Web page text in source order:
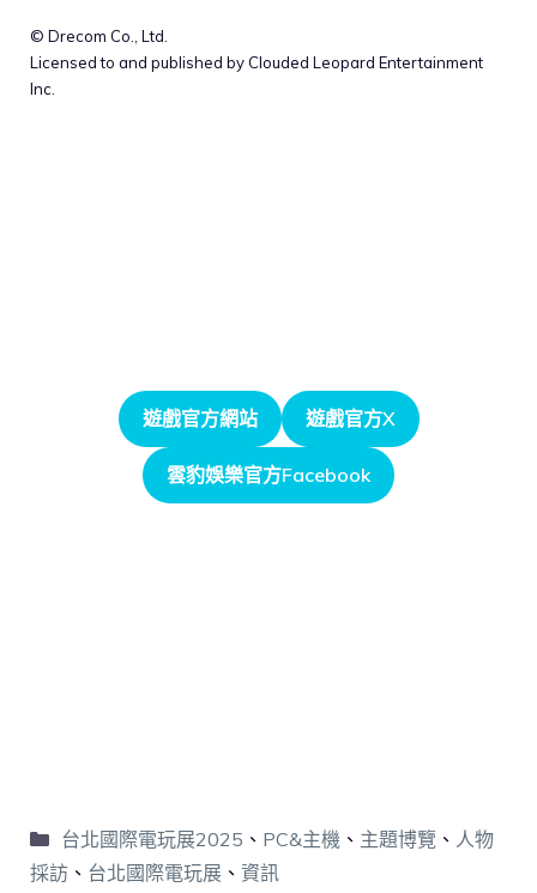
© Drecom Co., Ltd.
Licensed to and published by Clouded Leopard Entertainment
Inc.
遊戲官方網站 遊戲官方X
雲豹娛樂官方Facebook
台北國際電玩展2025 、 PC&主機、 主題博覽 、 人物
採訪 、 台北國際電玩展 、 資訊